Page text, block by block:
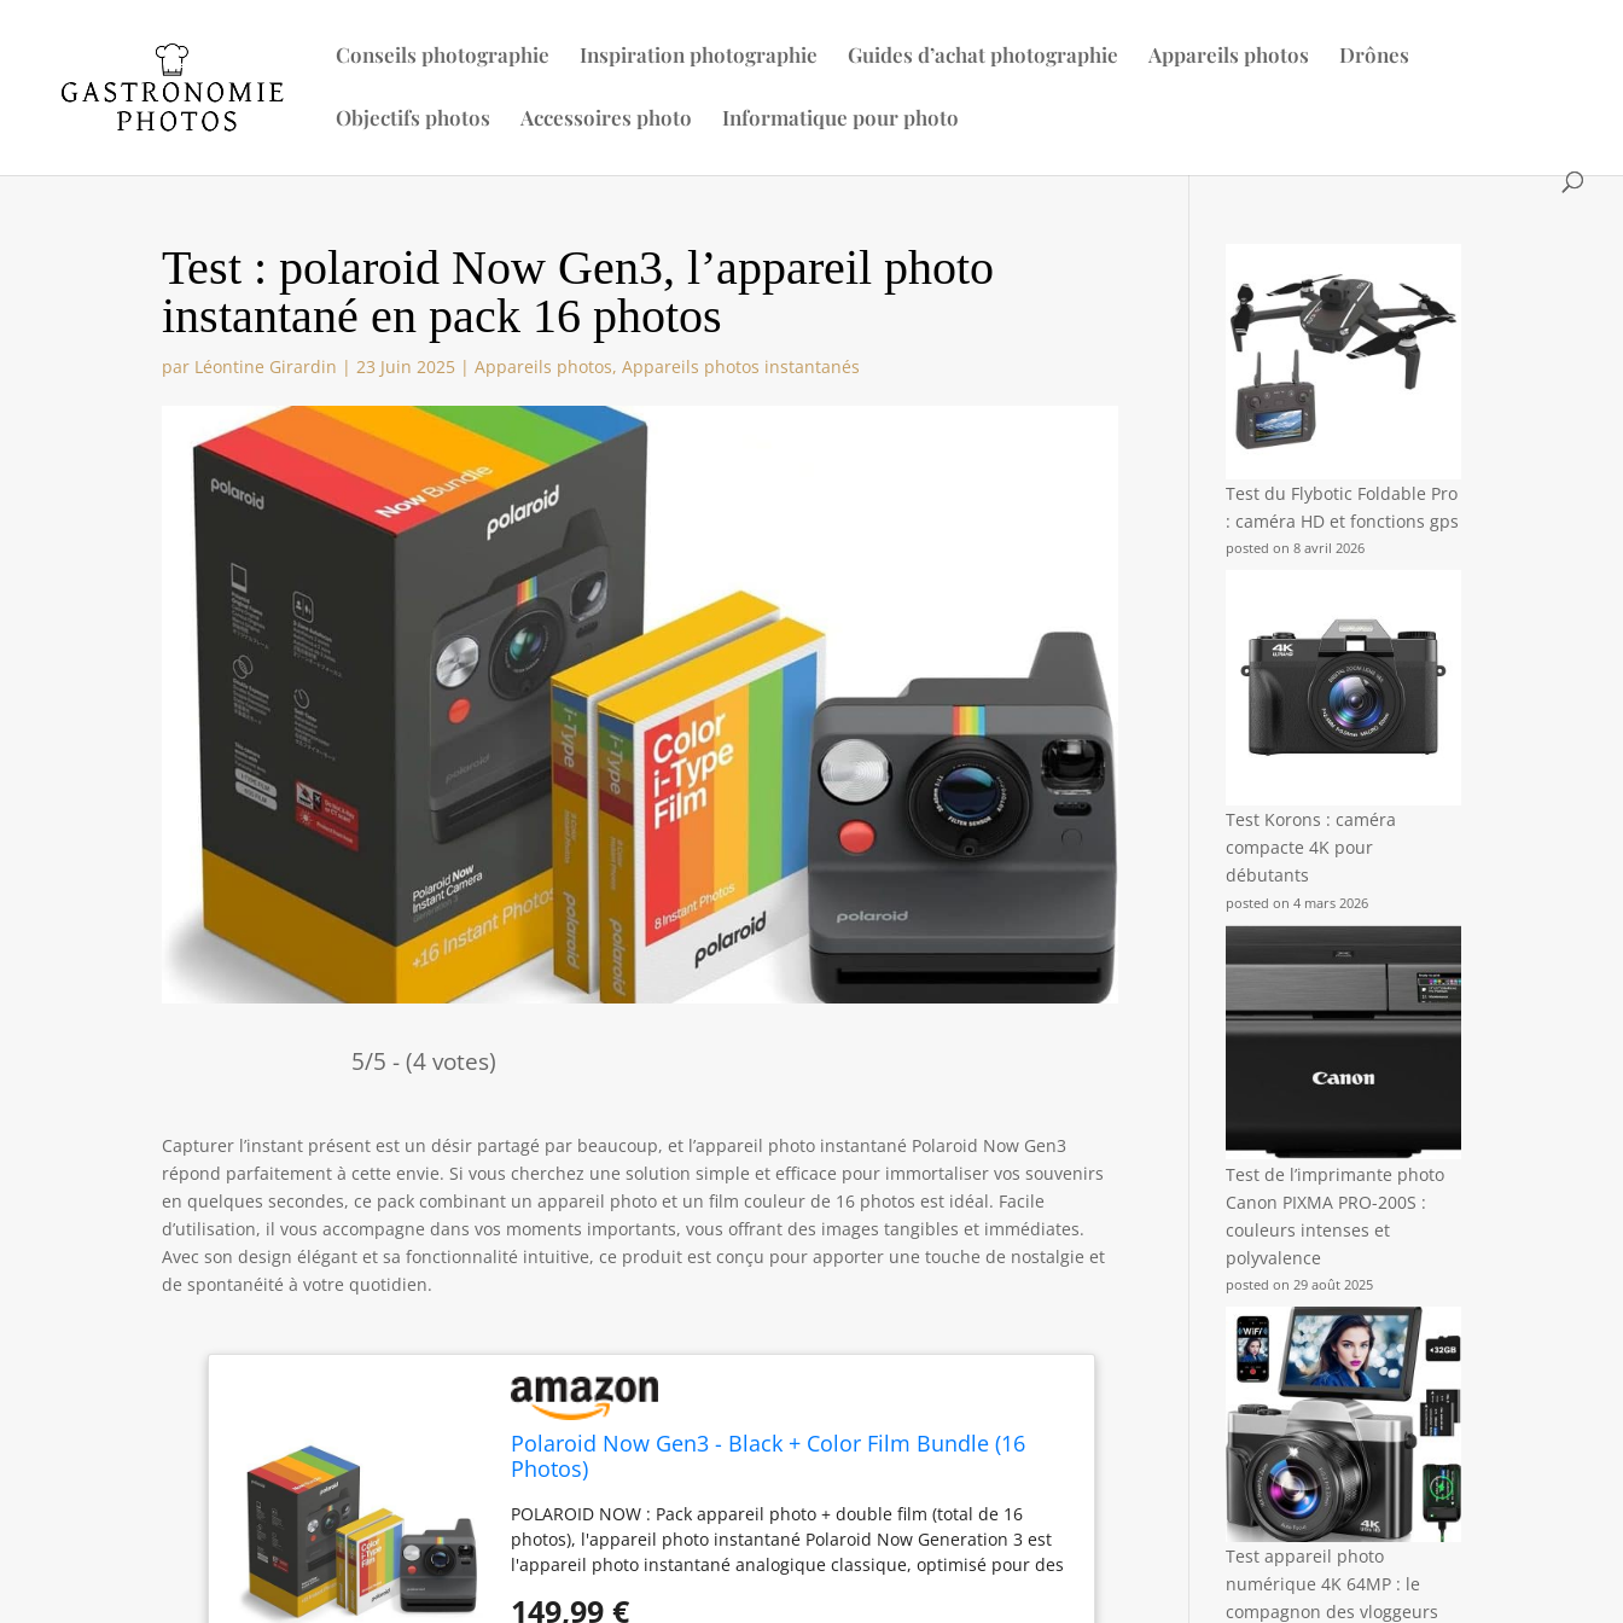
Conseils photographie Inspiration photographie Guides d’achat photographie Appareils photos Drônes
Objectifs photos Accessoires photo Informatique pour photo
Test : polaroid Now Gen3, l’appareil photo
instantané en pack 16 photos
par Léontine Girardin |23 Juin 2025 |Appareils photos,Appareils photos instantanés
5/5 - (4 votes)
Capturer l’instant présent est un désir partagé par beaucoup, et l’appareil photo instantané Polaroid Now Gen3
répond parfaitement à cette envie. Si vous cherchez une solution simple et efficace pour immortaliser vos souvenirs
en quelques secondes, ce pack combinant un appareil photo et un film couleur de 16 photos est idéal. Facile
d’utilisation, il vous accompagne dans vos moments importants, vous offrant des images tangibles et immédiates.
Avec son design élégant et sa fonctionnalité intuitive, ce produit est conçu pour apporter une touche de nostalgie et
de spontanéité à votre quotidien.
Polaroid Now Gen3 - Black + Color Film Bundle (16
Photos)
POLAROID NOW : Pack appareil photo + double film (total de 16
photos), l'appareil photo instantané Polaroid Now Generation 3 est
l'appareil photo instantané analogique classique, optimisé pour des
pour des photos encore meilleures et encore plus de plaisir.
149,99 €
Test du Flybotic Foldable Pro
: caméra HD et fonctions gps
posted on 8 avril 2026
Test Korons : caméra
compacte 4K pour
débutants
posted on 4 mars 2026
Test de l’imprimante photo
Canon PIXMA PRO-200S :
couleurs intenses et
polyvalence
posted on 29 août 2025
Test appareil photo
numérique 4K 64MP : le
compagnon des vloggeurs